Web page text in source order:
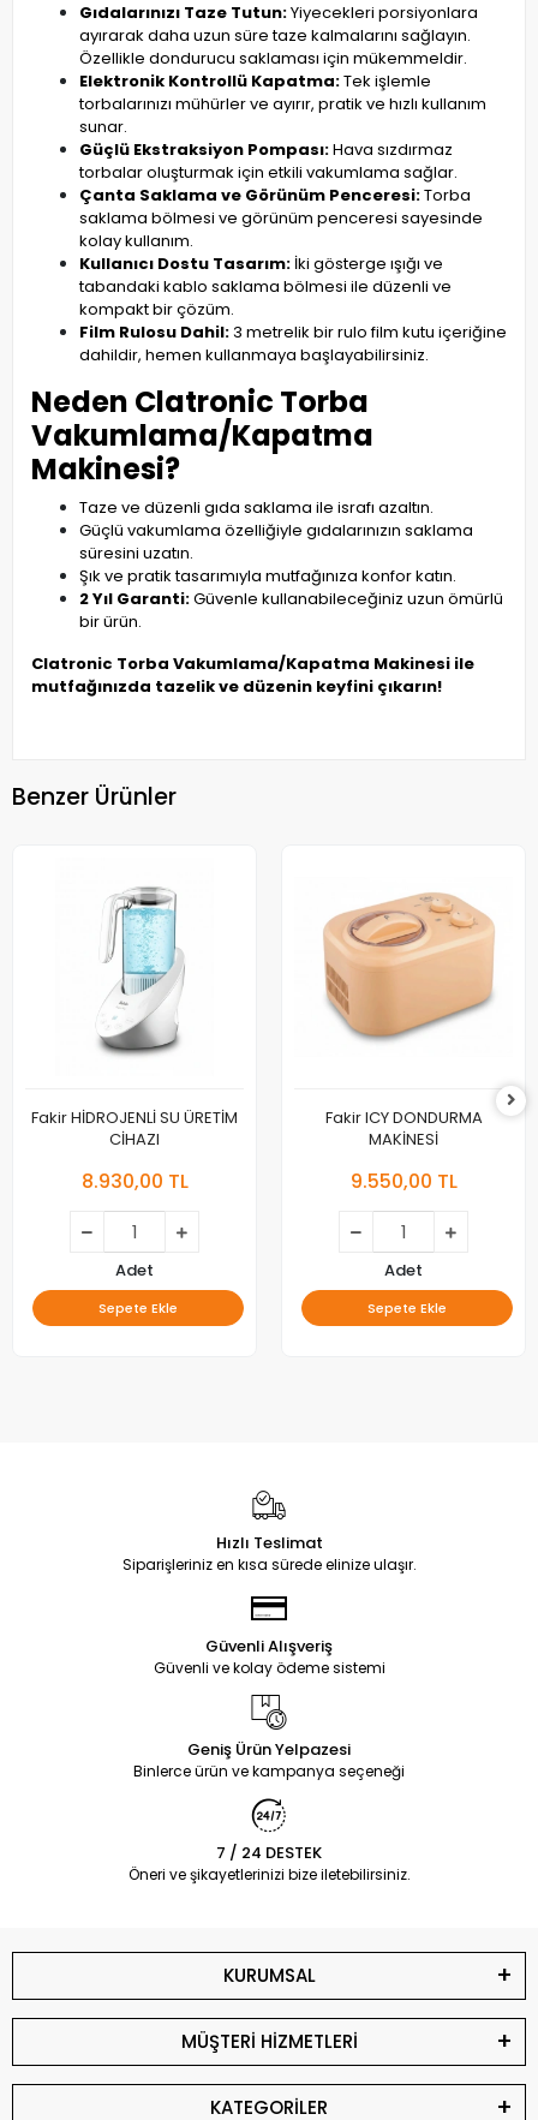
Gıdalarınızı Taze Tutun:Yiyecekleri porsiyonlara
ayırarak daha uzun süre taze kalmalarını sağlayın.
Özellikle dondurucu saklaması için mükemmeldir.
Elektronik Kontrollü Kapatma:Tek işlemle
torbalarınızı mühürler ve ayırır, pratik ve hızlı kullanım
sunar.
Güçlü Ekstraksiyon Pompası:Hava sızdırmaz
torbalar oluşturmak için etkili vakumlama sağlar.
Çanta Saklama ve Görünüm Penceresi:Torba
saklama bölmesi ve görünüm penceresi sayesinde
kolay kullanım.
Kullanıcı Dostu Tasarım: İki gösterge ışığı ve
tabandaki kablo saklama bölmesi ile düzenli ve
kompakt bir çözüm.
Film Rulosu Dahil:3 metrelik bir rulo film kutu içeriğine
dahildir, hemen kullanmaya başlayabilirsiniz.
Neden Clatronic Torba
Vakumlama/Kapatma
Makinesi?
Taze ve düzenli gıda saklama ile israfı azaltın.
Güçlü vakumlama özelliğiyle gıdalarınızın saklama
süresini uzatın.
Şık ve pratik tasarımıyla mutfağınıza konfor katın.
2 Yıl Garanti:Güvenle kullanabileceğiniz uzun ömürlü
bir ürün.
Clatronic Torba Vakumlama/Kapatma Makinesi ile
mutfağınızda tazelik ve düzenin keyfini çıkarın!
Benzer Ürünler
Fakir HİDROJENLİ SU ÜRETİM
CİHAZI
8.930,00 TL
Adet
Sepete Ekle
Fakir ICY DONDURMA
MAKİNESİ
9.550,00 TL
Adet
Sepete Ekle
Hızlı Teslimat
Siparişleriniz en kısa sürede elinize ulaşır.
Güvenli Alışveriş
Güvenli ve kolay ödeme sistemi
Geniş Ürün Yelpazesi
Binlerce ürün ve kampanya seçeneği
7 / 24 DESTEK
Öneri ve şikayetlerinizi bize iletebilirsiniz.
KURUMSAL
MÜŞTERİ HİZMETLERİ
KATEGORİLER